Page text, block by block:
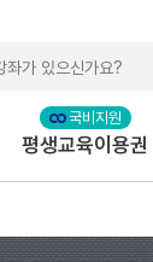
평생교육이용권